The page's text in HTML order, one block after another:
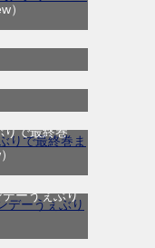
）
で無料漫画
で読める公
ぶり（8
りで最終巻
ーうぇぶり
新刊第6巻！
プリ！※順